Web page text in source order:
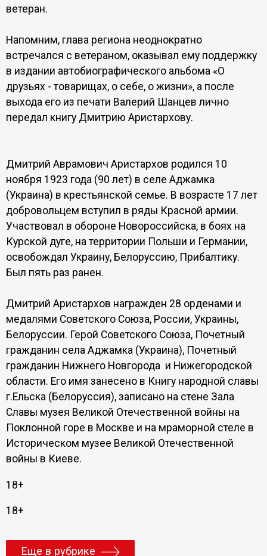
ветеран.
Напомним, глава региона неоднократно
встречался с ветераном, оказывал ему поддержку
в издании автобиографического альбома «О
друзьях - товарищах, о себе, о жизни», а после
выхода его из печати Валерий Шанцев лично
передал книгу Дмитрию Аристархову.
Дмитрий Аврамович Аристархов родился 10
ноября 1923 года (90 лет) в селе Аджамка
(Украина) в крестьянской семье. В возрасте 17 лет
добровольцем вступил в ряды Красной армии.
Участвовал в обороне Новороссийска, в боях на
Курской дуге, на территории Польши и Германии,
освобождал Украину, Белоруссию, Прибалтику.
Был пять раз ранен.
Дмитрий Аристархов награжден 28 орденами и
медалями Советского Союза, России, Украины,
Белоруссии. Герой Советского Союза, Почетный
гражданин села Аджамка (Украина), Почетный
гражданин Нижнего Новгорода и Нижегородской
области. Его имя занесено в Книгу народной славы
г.Ельска (Белоруссия), записано на стене Зала
Славы музея Великой Отечественной войны на
Поклонной горе в Москве и на мраморной стеле в
Историческом музее Великой Отечественной
войны в Киеве.
18+
18+
Еще в рубрике